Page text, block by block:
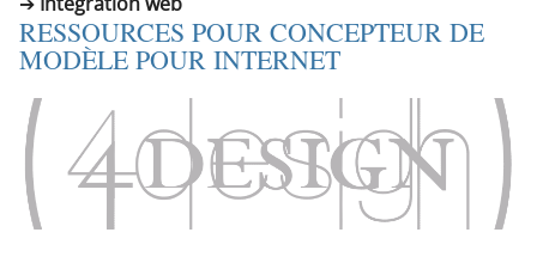
RESSOURCES POUR CONCEPTEUR DE
MODÈLE POUR INTERNET